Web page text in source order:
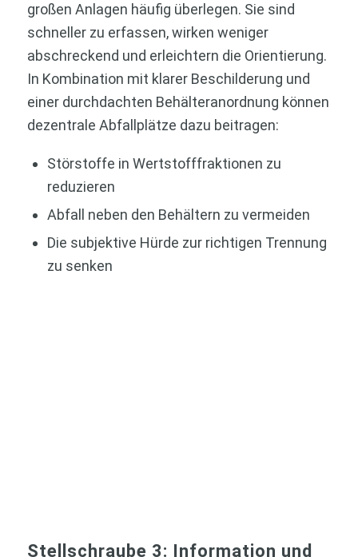
großen Anlagen häufig überlegen. Sie sind
schneller zu erfassen, wirken weniger
abschreckend und erleichtern die Orientierung.
In Kombination mit klarer Beschilderung und
einer durchdachten Behälteranordnung können
dezentrale Abfallplätze dazu beitragen:
Störstoffe in Wertstofffraktionen zu
reduzieren
Abfall neben den Behältern zu vermeiden
Die subjektive Hürde zur richtigen Trennung
zu senken
Stellschraube 3: Information und